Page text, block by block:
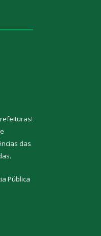
!
das
Pública